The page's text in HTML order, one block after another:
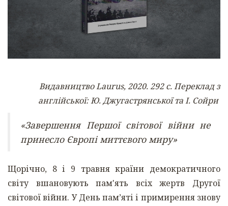
Видавництво Laurus, 2020. 292 с. Переклад з
англійської: Ю. Джугастрянської та І. Сойри
«Завершення Першої світової війни не
принесло Європі миттєвого миру»
Щорічно, 8 і 9 травня країни демократичного
світу вшановують пам'ять всіх жертв Другої
світової війни. У День пам’яті і примирення знову